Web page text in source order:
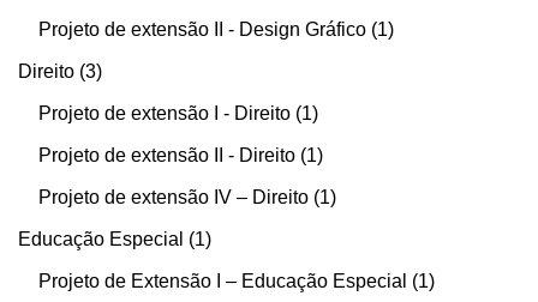
Projeto de extensão II - Design Gráfico 1
Direito 3
Projeto de extensão I - Direito 1
Projeto de extensão II - Direito 1
Projeto de extensão IV – Direito 1
Educação Especial 1
Projeto de Extensão I – Educação Especial 1